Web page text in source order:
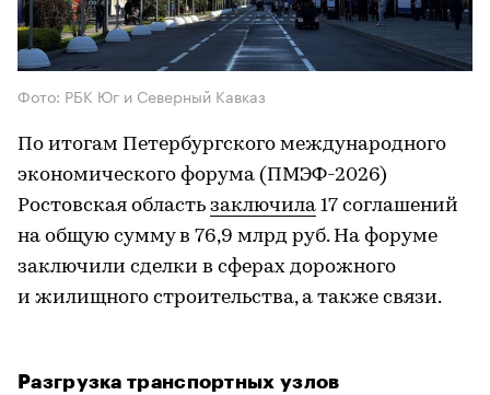
Фото: РБК Юг и Северный Кавказ
По итогам Петербургского международного
экономического форума (ПМЭФ-2026)
Ростовская область заключила 17 соглашений
на общую сумму в 76,9 млрд руб. На форуме
заключили сделки в сферах дорожного
и жилищного строительства, а также связи.
Разгрузка транспортных узлов